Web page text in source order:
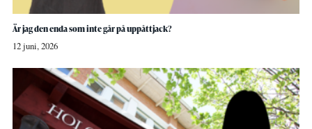
Är jag den enda som inte går på uppåttjack?
12 juni, 2026